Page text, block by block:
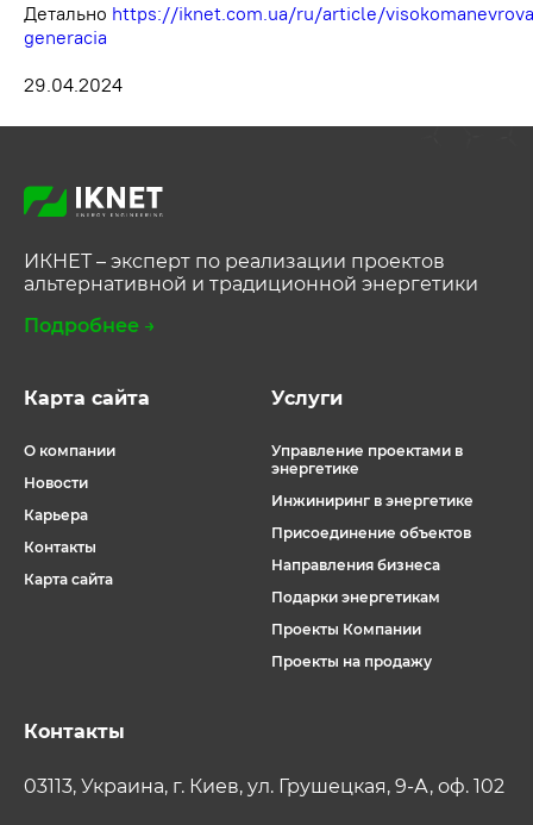
Детально https://iknet.com.ua/ru/article/
generacia
29.04.2024
ИКНЕТ – эксперт по реализации проектов
альтернативной и традиционной энергетики
Подробнее →
Карта сайта
О компании
Новости
Карьера
Контакты
Карта сайта
Услуги
Управление проектами в
энергетике
Инжиниринг в энергетике
Присоединение объектов
Направления бизнеса
Подарки энергетикам
Проекты Компании
Проекты на продажу
Контакты
03113, Украина, г. Киев, ул. Грушецкая, 9-А, оф. 102